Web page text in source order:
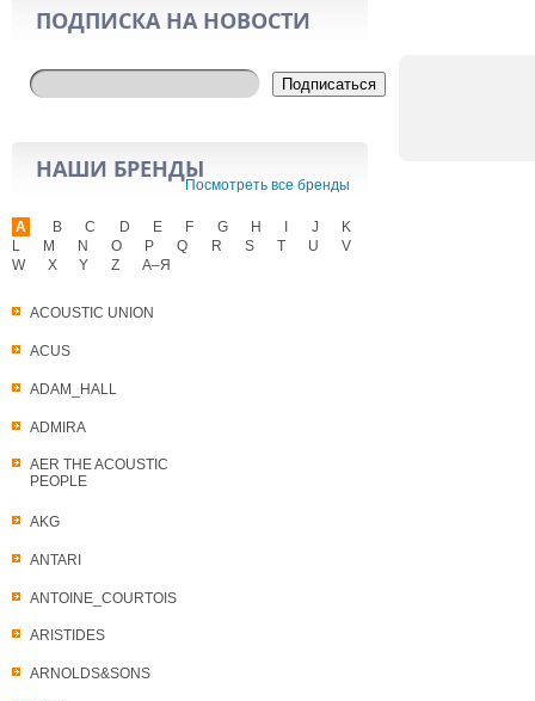
ПОДПИСКА НА НОВОСТИ
Подписаться
НАШИ БРЕНДЫ
Посмотреть все бренды
A
ACOUSTIC UNION
ACUS
ADAM_HALL
ADMIRA
AER THE ACOUSTIC
PEOPLE
AKG
ANTARI
ANTOINE_COURTOIS
ARISTIDES
ARNOLDS&SONS
B C D E F G H J
K
L
M N O P Q R S T U
V
W
X Y Z А–Я